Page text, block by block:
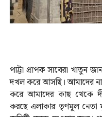
পাট্টা প্রাপক সাবেরা খাতুন
দখল করে আসছি। আমাদের
করে আমাদের কাছ থেকে
করছে এলাকার তৃণমূল নেতা